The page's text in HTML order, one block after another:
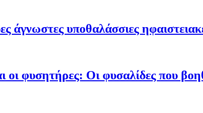
άγνωστες υποθαλάσσιες
φυσητήρες: Οι φυσαλίδες που